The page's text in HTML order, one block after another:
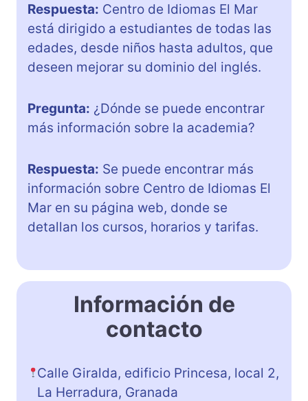
Respuesta: Centro de Idiomas El Mar
está dirigido a estudiantes de todas las
edades, desde niños hasta adultos, que
deseen mejorar su dominio del inglés.
Pregunta: ¿Dónde se puede encontrar
más información sobre la academia?
Respuesta: Se puede encontrar más
información sobre Centro de Idiomas El
Mar en su página web, donde se
detallan los cursos, horarios y tarifas.
Información de
contacto
Calle Giralda, edificio Princesa, local 2,
La Herradura, Granada